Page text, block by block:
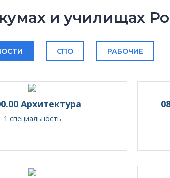
и училищах
СПО РАБОЧИЕ
Архитектура
1 специальность